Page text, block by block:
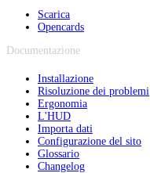
Scarica
Opencards
Documentazione
Installazione
Risoluzione dei problemi
Ergonomia
L'HUD
Importa dati
Configurazione del sito
Glossario
Changelog